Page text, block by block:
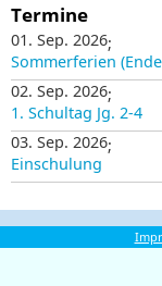
Termine
01. Sep. 2026;
Sommerferien
02. Sep. 2026;
1. Schultag Jg. 2-4
03. Sep. 2026;
Einschulung